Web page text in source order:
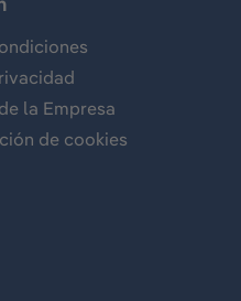
la Empresa
de cookies